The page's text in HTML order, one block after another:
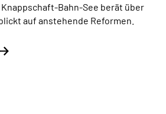
Bahn-See berät über
auf anstehende Reformen.